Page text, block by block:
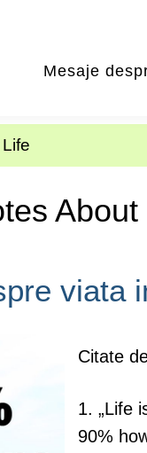
Mesaje
About
viata
Citate
1. „Life
90%